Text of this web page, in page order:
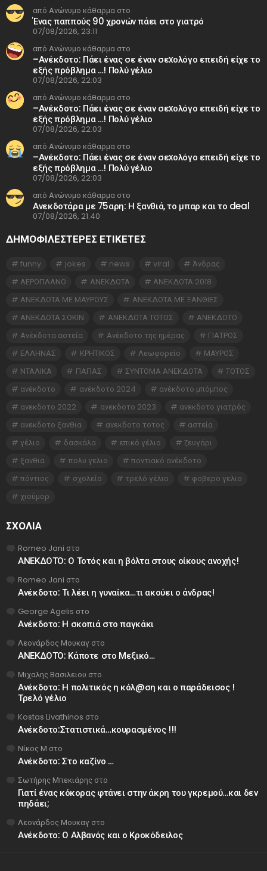
από Ανώνυμο κάθαρμα στο
Ένας παππούς 90 χρονών πάει στο γιατρό
07/08/2026, 23:11
από Ανώνυμο κάθαρμα στο
–Ανέκδοτο: Πάει ένας σε έναν σεxολόγο επειδή είχε το
εξής πρόβλημα …! Πολύ γέλιο
07/08/2026, 22:03
από Ανώνυμο κάθαρμα στο
–Ανέκδοτο: Πάει ένας σε έναν σεxολόγο επειδή είχε το
εξής πρόβλημα …! Πολύ γέλιο
07/08/2026, 22:03
από Ανώνυμο κάθαρμα στο
–Ανέκδοτο: Πάει ένας σε έναν σεxολόγο επειδή είχε το
εξής πρόβλημα …! Πολύ γέλιο
07/08/2026, 22:03
από Ανώνυμο κάθαρμα στο
Ανεκδοτάρα με 75αρη: Η ξανθιά, το μπαρ και το deal
07/08/2026, 21:40
ΔΗΜΟΦΙΛΕΣΤΕΡΕΣ ΕΤΙΚΈΤΕΣ
funny jokes news viral
Άνδρας
ΑΕΡΟΠΛΑΝΟ
ΑΝΕΚΔΟΤΑ
ΑΝΕΚΔΟΤΑ 2018
ΑΝΕΚΔΟΤΑ ΜΕ ΜΑΥΡΟΥΣ
ΑΝΕΚΔΟΤΑ ΜΕ ΞΑΝΘΙΕΣ
ΑΝΕΚΔΟΤΑ ΣΟΚΙΝ
ΑΝΕΚΔΟΤΑ ΤΟΤΟΣ
ΑΝΕΚΔΟΤΟ
Ανέκδοτα αστεία
Ανέκδοτο της ημέρας
ΓΙΑΤΡΟΣ
ΕΛΛΗΝΑΣ
ΚΡΗΤΙΚΟΣ Λεωφορείο
ΜΑΥΡΟΣ
ΝΤΑΛΙΚΑ
ΠΑΠΑΣ ΣΥΝΤΟΜΑ ΑΝΕΚΔΟΤΑ
ΤΟΤΟΣ
ανέκδοτο
ανέκδοτο 2024
ανέκδοτο μπόμπος
ανεκδοτο 2022
ανεκδοτο 2023
ανεκδοτο γιατρός
ανεκδοτο ξανθια
ανεκδοτο τοτος
αστεία
γέλιο
δασκάλα επικό γέλιο
ζευγάρι
ξανθια
πολυ γελιο
ποντιακό ανέκδοτο
πόντιος
σχολείο τρελό γέλιο
φοβερο γελιο
χιούμορ
ΣΧΌΛΙΑ
Romeo Jani στο
ΑΝΕΚΔΟΤΟ: Ο Τοτός και η βόλτα στους οίκους ανοχής!
Romeo Jani στο
Ανέκδοτο: Τι λέει η γυναίκα…τι ακούει ο άνδρας!
George Agelis στο
Ανέκδοτο: Η σκοπιά στο παγκάκι
Λεονάρδος Μουκαγ στο
ΑΝΕΚΔΟΤΟ: Κάποτε στο Μεξικό…
Μιχαλης Βασιλειου στο
Ανέκδοτο: Η πολιτικός η κόλ@ση και ο παράδεισος !
Τρελό γέλιο
Kostas Livathinos στο
Ανέκδοτο:Στατιστικά…κουρασμένος !!!
Νίκος Μ στο
Ανέκδοτο: Στο καζίνο …
Σωτήρης Μπεκιάρης στο
Γιατί ένας κόκορας φτάνει στην άκρη του γκρεμού…και δεν
πηδάει;
Λεονάρδος Μουκαγ στο
Ανέκδοτο: Ο Αλβανός και ο Κροκόδειλος